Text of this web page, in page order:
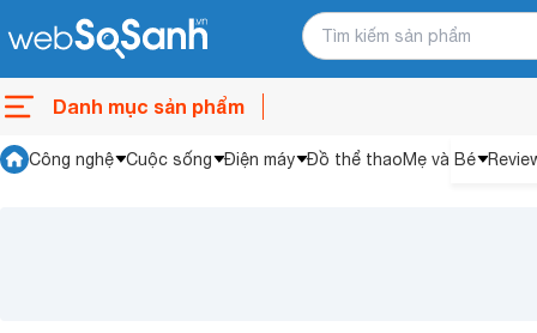
Danh mục sản phẩm
Công nghệ Cuộc sống Điện máy Đồ thể thaoMẹ và Bé